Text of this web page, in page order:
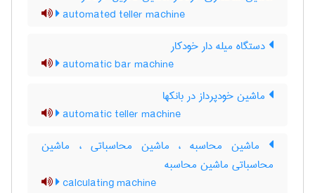
automated teller machine
دستگاه میله دار خودکار
automatic bar machine
ماشین خودپرداز در بانکها
automatic teller machine
ماشین محاسبه ، ماشین محاسباتی ، ماشین
محاسباتی ماشین محاسبه
calculating machine